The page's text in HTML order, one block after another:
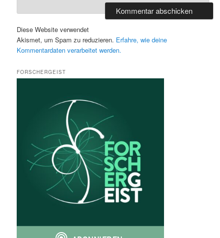
Diese Website verwendet
Akismet, um Spam zu reduzieren. Erfahre, wie deine
Kommentardaten verarbeitet werden.
FORSCHERGEIST